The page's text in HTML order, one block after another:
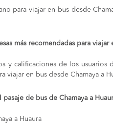
para viajar en bus desde
más recomendadas para viajar
y calificaciones de los usuarios
viajar en bus desde Chamaya a
de bus de Chamaya a
a Huaura